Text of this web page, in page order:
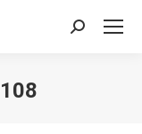
Search: